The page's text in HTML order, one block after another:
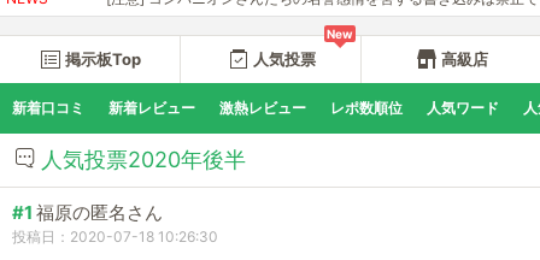
掲示板Top
New
人気投票 高級店
新着口コミ 新着レビュー 激熱レビュー レポ数順位 人気ワード
人気投票2020年後半
#1 福原の匿名さん
投稿日：2020-07-18 10:26:30